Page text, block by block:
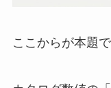
ここからが本題で